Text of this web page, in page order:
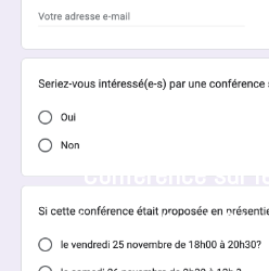
Conférence sur
Published byAlexandre Dubos